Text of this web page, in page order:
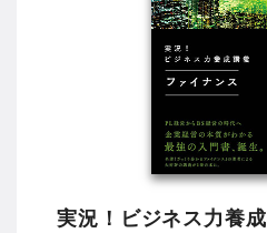
実況！ビジネス力養